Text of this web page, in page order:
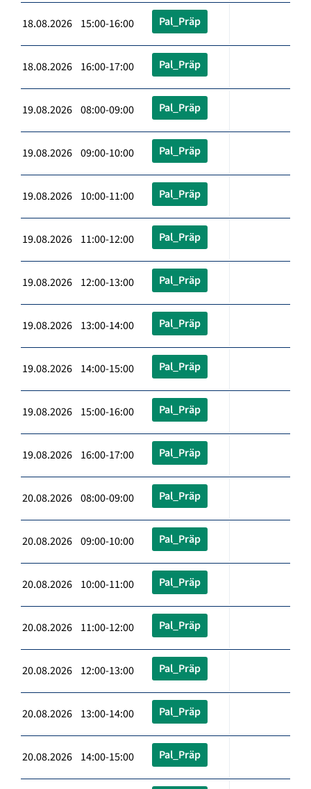
18.08.2026 15:00-16:00 Pal_Präp
18.08.2026 16:00-17:00 Pal_Präp
19.08.2026 08:00-09:00 Pal_Präp
19.08.2026 09:00-10:00 Pal_Präp
19.08.2026 10:00-11:00 Pal_Präp
19.08.2026 11:00-12:00 Pal_Präp
19.08.2026 12:00-13:00 Pal_Präp
19.08.2026 13:00-14:00 Pal_Präp
19.08.2026 14:00-15:00 Pal_Präp
19.08.2026 15:00-16:00 Pal_Präp
19.08.2026 16:00-17:00 Pal_Präp
20.08.2026 08:00-09:00 Pal_Präp
20.08.2026 09:00-10:00 Pal_Präp
20.08.2026 10:00-11:00 Pal_Präp
20.08.2026 11:00-12:00 Pal_Präp
20.08.2026 12:00-13:00 Pal_Präp
20.08.2026 13:00-14:00 Pal_Präp
20.08.2026 14:00-15:00 Pal_Präp